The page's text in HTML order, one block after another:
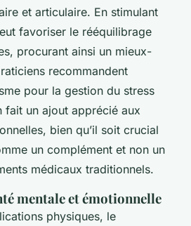
et articulaire. En stimulant
favoriser le rééquilibrage
procurant ainsi un mieux-
recommandent
pour la gestion du stress
fait un ajout apprécié aux
bien qu’il soit crucial
un complément et non un
médicaux traditionnels.
mentale et émotionnelle
physiques, le